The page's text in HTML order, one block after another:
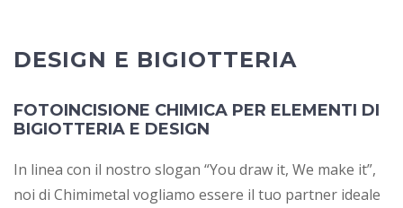
DESIGN E BIGIOTTERIA
FOTOINCISIONE CHIMICA PER ELEMENTI DI
BIGIOTTERIA E DESIGN
In linea con il nostro slogan “You draw it, We make it”,
noi di Chimimetal vogliamo essere il tuo partner ideale